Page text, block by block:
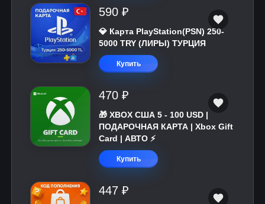
590 ₽
💎 Карта PlayStation(PSN) 250-
5000 TRY (ЛИРЫ) ТУРЦИЯ
Купить
470 ₽
🎁 XBOX США 5 - 100 USD |
ПОДАРОЧНАЯ КАРТА | Xbox Gift
Card | АВТО ⚡
Купить
447 ₽